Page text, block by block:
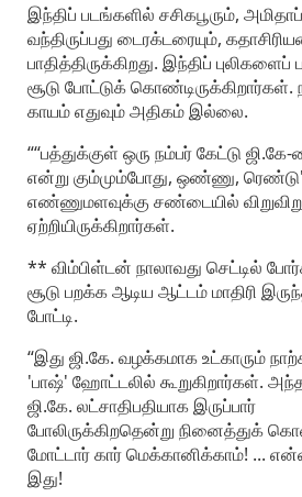
இந்திப்‌ படங்களில்‌ சசிகபூரும்‌,
வந்திருப்பது டைரக்டரையும்‌,
பாதித்திருக்கிறது. இந்திப்‌ புலிகளைப்‌
சூடு போட்டுக்‌
காயம்‌ எதுவும்‌ அதிகம்‌ இல்லை.
““பத்துக்குள்‌ ஒரு நம்பர்‌ கேட்டு
என்று கும்மும்போது, ஒண்ணு, ரெண்டு'
எண்ணுமளவுக்கு சண்டையில்‌
ஏற்றியிருக்கிறார்கள்‌.
** விம்பிள்டன்‌ நாலாவது செட்டில்‌
சூடு பறக்க ஆடிய ஆட்டம்‌ மாதிரி
போட்டி.
“இது ஜி.கே. வழக்கமாக உட்காரும்‌
'பாஷ்‌' ஹோட்டலில்‌ கூறுகிறார்கள்‌.
ஜி.கே. லட்சாதிபதியாக இருப்பார்‌
போலிருக்கிறதென்று நினைத்துக்‌
மோட்டார்‌ கார்‌ மெக்கானிக்காம்‌! ...
இது!